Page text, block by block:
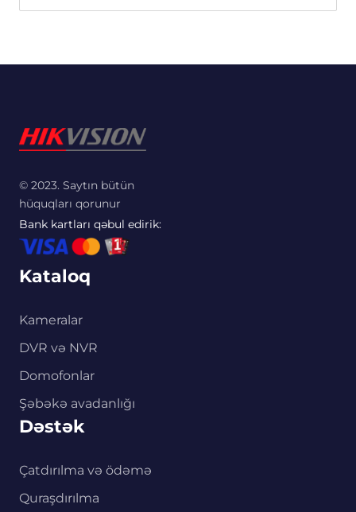
© 2023. Saytın bütün
hüquqları qorunur
Bank kartları qəbul edirik:
Kataloq
Kameralar
DVR və NVR
Domofonlar
Şəbəkə avadanlığı
Dəstək
Çatdırılma və ödəmə
Quraşdırılma